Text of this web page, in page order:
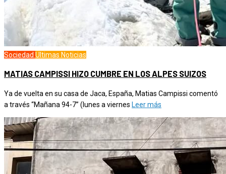
Sociedad Ultimas Noticias
MATIAS CAMPISSI HIZO CUMBRE EN LOS ALPES SUIZOS
Ya de vuelta en su casa de Jaca, España, Matias Campissi comentó
a través “Mañana 94-7” (lunes a viernes Leer más